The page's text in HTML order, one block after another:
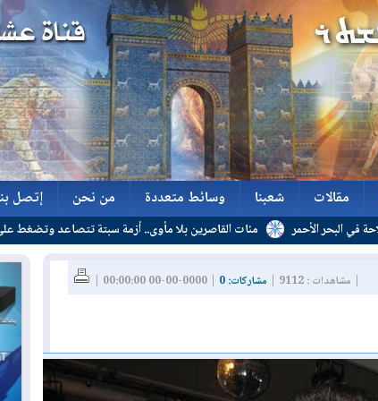
مقالات
مقالات
شعبنا
شعبنا
وسائط متعددة
وسائط متعددة
من نحن
من نحن
إتصل
إتصل
مئات القاصرين بلا مأوى.. أزمة سبتة تتصاعد وتضغط على مدريد
| مشاهدات : 9112 | مشاركات: 0